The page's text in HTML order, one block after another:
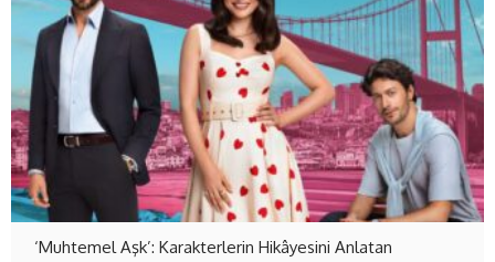
‘Muhtemel Aşk’: Karakterlerin Hikâyesini Anlatan